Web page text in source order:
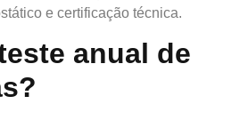
e certificação técnica.
anual de